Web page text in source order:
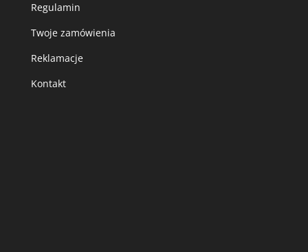
Regulamin
Twoje zamówienia
Reklamacje
Kontakt